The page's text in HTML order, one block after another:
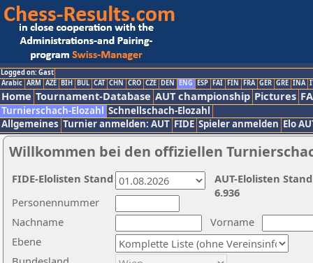
Logged on: Gast
Arabic ARM AZE BIH BUL CAT CHN CRO CZE DEN ENG ESP FAI FIN FRA GER GRE INA
Home Tournament-Database AUT championship Pictures
Turnierschach-Elozahl Schnellschach-Elozahl
Allgemeines Turnier anmelden: AUT FIDE Spieler anmelden Elo
Willkommen bei den offiziellen
Nachname
Vorname
Ebene
Personennummer
AUT-Elolisten
6.936
FIDE-Elolisten Stand